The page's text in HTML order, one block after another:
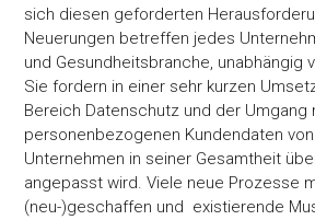
sich diesen geforderten
Neuerungen betreffen jedes
und Gesundheitsbranche, unabhängig
Sie fordern in einer sehr kurzen
Bereich Datenschutz und der Umgang
personenbezogenen Kundendaten
Unternehmen in seiner Gesamtheit
angepasst wird. Viele neue Prozesse
(neu-)geschaffen und existierende